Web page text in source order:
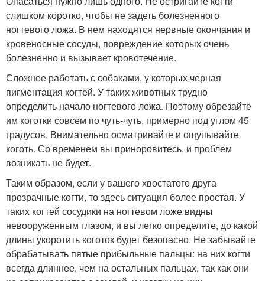
слишком коротко, чтобы не задеть болезненного
ногтевого ложа. В нем находятся нервные окончания и
кровеносные сосуды, повреждение которых очень
болезненно и вызывает кровотечение.
Сложнее работать с собаками, у которых черная
пигментация когтей. У таких животных трудно
определить начало ногтевого ложа. Поэтому обрезайте
им коготки совсем по чуть-чуть, примерно под углом 45
градусов. Внимательно осматривайте и ощупывайте
коготь. Со временем вы приноровитесь, и проблем
возникать не будет.
Таким образом, если у вашего хвостатого друга
прозрачные когти, то здесь ситуация более простая. У
таких когтей сосудики на ногтевом ложе видны
невооруженным глазом, и вы легко определите, до какой
длины укоротить коготок будет безопасно. Не забывайте
обрабатывать пятые прибыльные пальцы: на них когти
всегда длиннее, чем на остальных пальцах, так как они